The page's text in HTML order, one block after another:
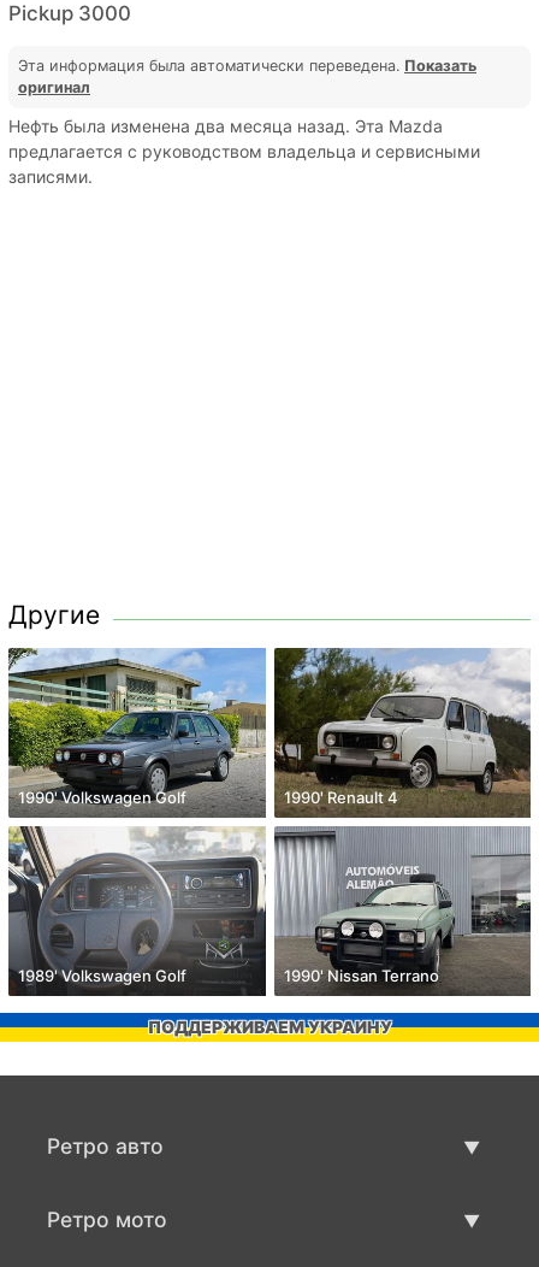
Pickup 3000
Эта информация была автоматически переведена. Показать
оригинал
Нефть была изменена два месяца назад. Эта Mazda
предлагается с руководством владельца и сервисными
записями.
Другие
1990' Volkswagen Golf 1990' Renault 4
1989' Volkswagen Golf 1990' Nissan Terrano
ПОДДЕРЖИВАЕМ УКРАИНУ
Ретро авто
Ретро мото